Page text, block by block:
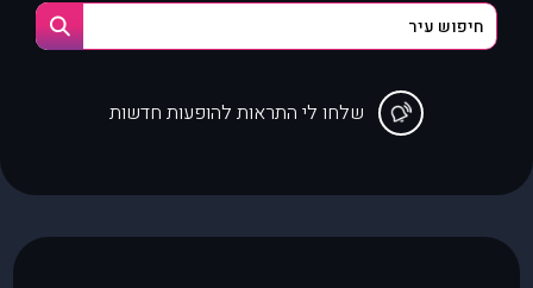
שלחו לי התראות להופעות חדשות